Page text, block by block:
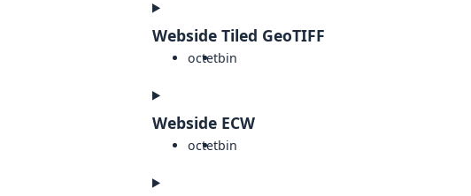
Webside Tiled GeoTIFF
octetbin
Webside ECW
octetbin